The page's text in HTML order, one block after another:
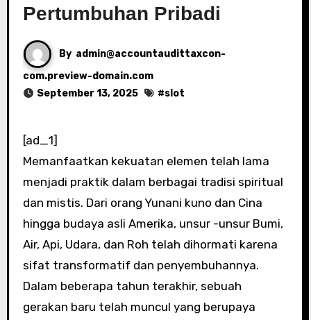
Pertumbuhan Pribadi
By admin@accountaudittaxcon-
com.preview-domain.com
September 13, 2025
#slot
[ad_1]
Memanfaatkan kekuatan elemen telah lama
menjadi praktik dalam berbagai tradisi spiritual
dan mistis. Dari orang Yunani kuno dan Cina
hingga budaya asli Amerika, unsur -unsur Bumi,
Air, Api, Udara, dan Roh telah dihormati karena
sifat transformatif dan penyembuhannya.
Dalam beberapa tahun terakhir, sebuah
gerakan baru telah muncul yang berupaya